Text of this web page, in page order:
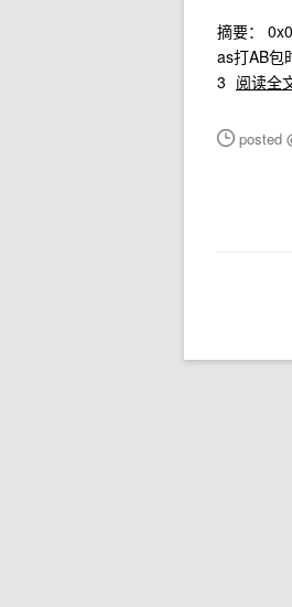
摘要：
as打AB包
3 阅读全
posted